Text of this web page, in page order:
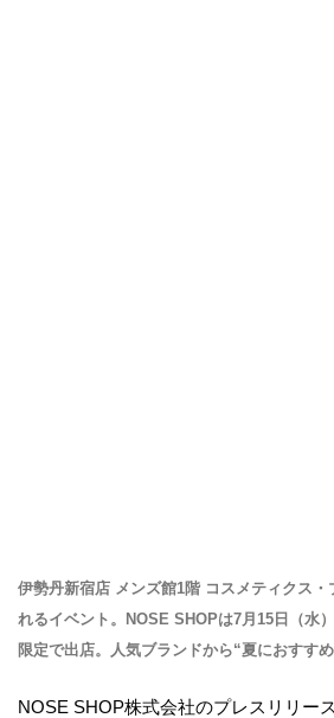
伊勢丹新宿店 メンズ館1階 コスメティクス・
れるイベント。NOSE SHOPは7月15日（水
限定で出店。人気ブランドから“夏におすす
NOSE SHOP株式会社のプレスリリース